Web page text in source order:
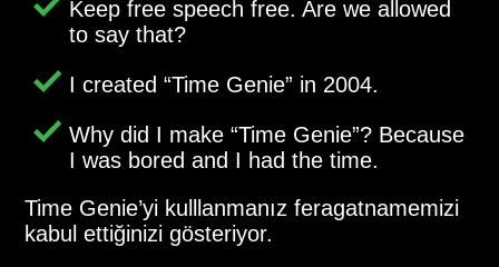
Keep free speech free. Are we allowed
to say that?
I created Time Genie in 2004.
Why did I make Time Genie ? Because
I was bored and I had the time.
Time Genie’yi kulllanmanız feragatnamemizi
kabul ettiğinizi gösteriyor.